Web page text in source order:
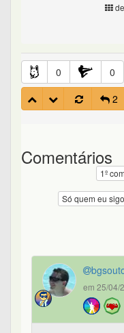
0 0
2
Comentários
1º
Só quem eu sigo
em 25/04/